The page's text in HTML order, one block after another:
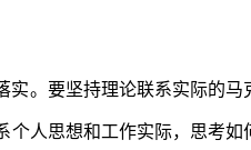
实。要坚持理论联系实际的马
人思想和工作实际，思考